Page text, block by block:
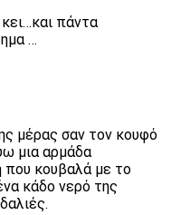
πάντα
…
μέρας σαν τον κουφό
μια αρμάδα
που κουβαλά με το
κάδο νερό της